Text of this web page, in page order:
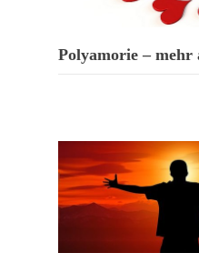
Polyamorie – mehr